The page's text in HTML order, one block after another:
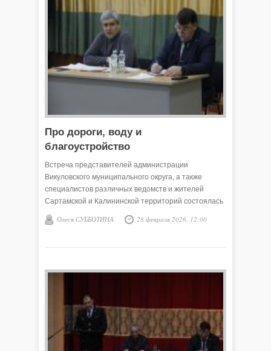
Про дороги, воду и
благоустройство
Встреча представителей администрации
Викуловского муниципального округа, а также
специалистов различных ведомств и жителей
Сартамской и Калининской территорий состоялась
20 февраля. Специалистом 1 категории в отделах
по работе с этими территориями работает Денис
проделанной за год работе.
Олеся СУББОТИНА 28 февраля 2026, 12:00